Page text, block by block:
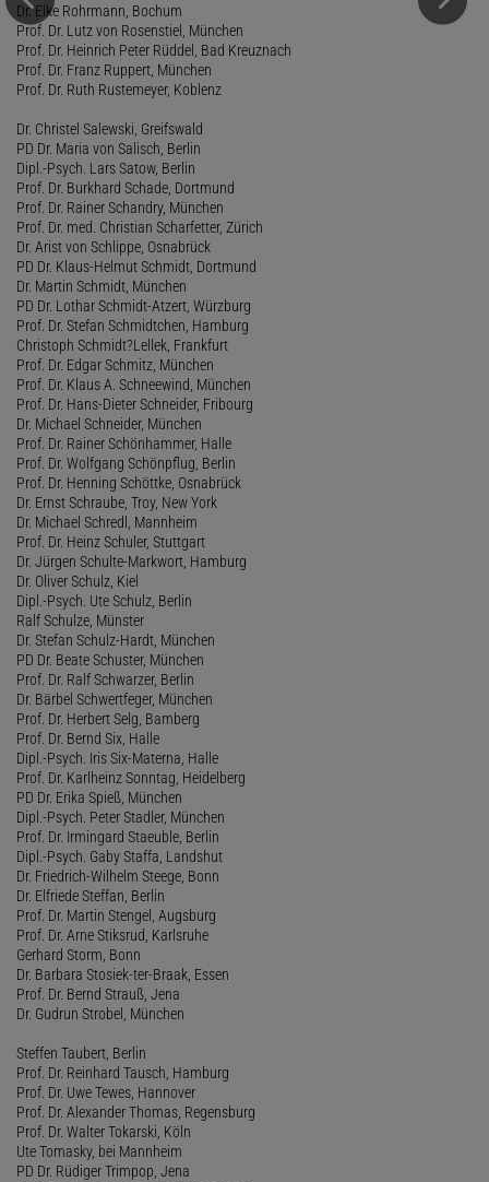
Dr. Elke Rohrmann, Bochum
Prof. Dr. Lutz von Rosenstiel, München
Prof. Dr. Heinrich Peter Rüddel, Bad Kreuznach
Prof. Dr. Franz Ruppert, München
Prof. Dr. Ruth Rustemeyer, Koblenz
Dr. Christel Salewski, Greifswald
PD Dr. Maria von Salisch, Berlin
Dipl.-Psych. Lars Satow, Berlin
Prof. Dr. Burkhard Schade, Dortmund
Prof. Dr. Rainer Schandry, München
Prof. Dr. med. Christian Scharfetter, Zürich
Dr. Arist von Schlippe, Osnabrück
PD Dr. Klaus-Helmut Schmidt, Dortmund
Dr. Martin Schmidt, München
PD Dr. Lothar Schmidt-Atzert, Würzburg
Prof. Dr. Stefan Schmidtchen, Hamburg
Christoph Schmidt?Lellek, Frankfurt
Prof. Dr. Edgar Schmitz, München
Prof. Dr. Klaus A. Schneewind, München
Prof. Dr. Hans-Dieter Schneider, Fribourg
Dr. Michael Schneider, München
Prof. Dr. Rainer Schönhammer, Halle
Prof. Dr. Wolfgang Schönpflug, Berlin
Prof. Dr. Henning Schöttke, Osnabrück
Dr. Ernst Schraube, Troy, New York
Dr. Michael Schredl, Mannheim
Prof. Dr. Heinz Schuler, Stuttgart
Dr. Jürgen Schulte-Markwort, Hamburg
Dr. Oliver Schulz, Kiel
Dipl.-Psych. Ute Schulz, Berlin
Ralf Schulze, Münster
Dr. Stefan Schulz-Hardt, München
PD Dr. Beate Schuster, München
Prof. Dr. Ralf Schwarzer, Berlin
Dr. Bärbel Schwertfeger, München
Prof. Dr. Herbert Selg, Bamberg
Prof. Dr. Bernd Six, Halle
Dipl.-Psych. Iris Six-Materna, Halle
Prof. Dr. Karlheinz Sonntag, Heidelberg
PD Dr. Erika Spieß, München
Dipl.-Psych. Peter Stadler, München
Prof. Dr. Irmingard Staeuble, Berlin
Dipl.-Psych. Gaby Staffa, Landshut
Dr. Friedrich-Wilhelm Steege, Bonn
Dr. Elfriede Steffan, Berlin
Prof. Dr. Martin Stengel, Augsburg
Prof. Dr. Arne Stiksrud, Karlsruhe
Gerhard Storm, Bonn
Dr. Barbara Stosiek-ter-Braak, Essen
Prof. Dr. Bernd Strauß, Jena
Dr. Gudrun Strobel, München
Steffen Taubert, Berlin
Prof. Dr. Reinhard Tausch, Hamburg
Prof. Dr. Uwe Tewes, Hannover
Prof. Dr. Alexander Thomas, Regensburg
Prof. Dr. Walter Tokarski, Köln
Ute Tomasky, bei Mannheim
PD Dr. Rüdiger Trimpop, Jena